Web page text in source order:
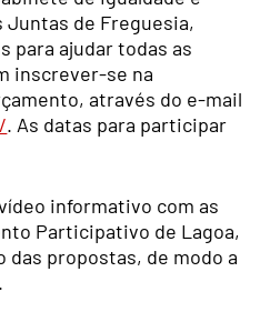
Juntas de Freguesia,
para ajudar todas as
inscrever-se na
através do e-mail
. As datas para participar
informativo com as
Participativo de Lagoa,
das propostas, de modo a